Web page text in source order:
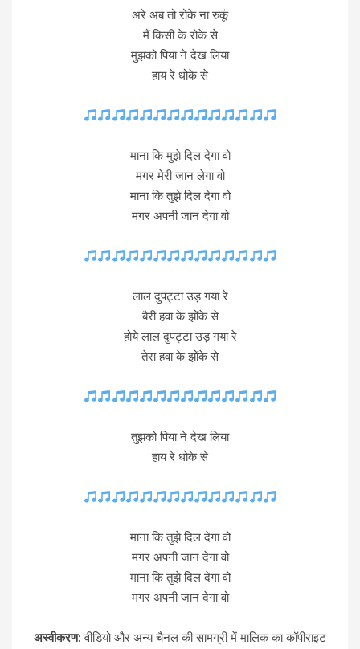
अरे अब तो रोके ना रुकूं
मैं किसी के रोके से
मुझको पिया ने देख लिया
हाय रे धोके से
माना कि मुझे दिल देगा वो
मगर मेरी जान लेगा वो
माना कि तुझे दिल देगा वो
मगर अपनी जान देगा वो
लाल दुपट्टा उड़ गया रे
बैरी हवा के झोंके से
होये लाल दुपट्टा उड़ गया रे
तेरा हवा के झोंके से
तुझको पिया ने देख लिया
हाय रे धोके से
माना कि तुझे दिल देगा वो
मगर अपनी जान देगा वो
माना कि तुझे दिल देगा वो
मगर अपनी जान देगा वो
अस्वीकरण: वीडियो और अन्य चैनल की सामग्री में मालिक का कॉपीराइट